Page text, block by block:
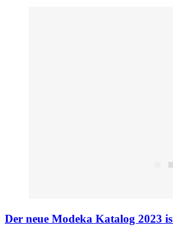
Der neue Modeka Katalog 2023